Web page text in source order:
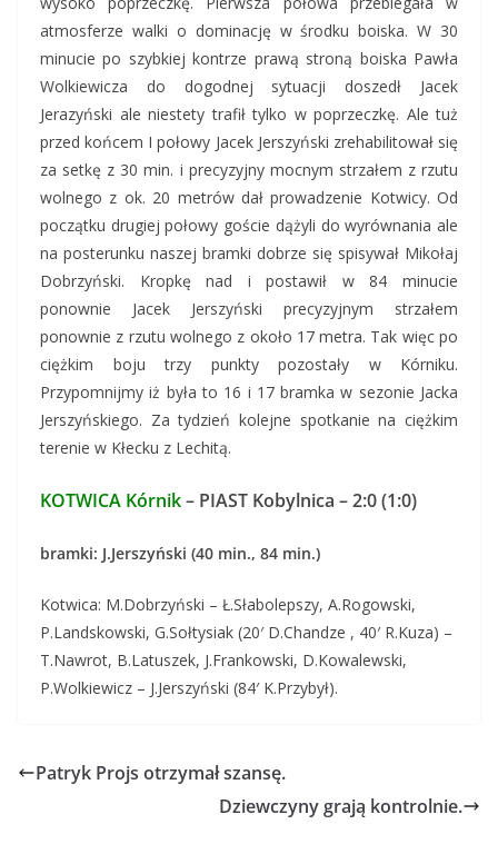
atmosferze walki o dominację w środku boiska. W 30
minucie po szybkiej kontrze prawą stroną boiska Pawła
Wolkiewicza do dogodnej sytuacji doszedł Jacek
Jerazyński ale niestety trafił tylko w poprzeczkę. Ale tuż
przed końcem I połowy Jacek Jerszyński zrehabilitował się
za setkę z 30 min. i precyzyjny mocnym strzałem z rzutu
wolnego z ok. 20 metrów dał prowadzenie Kotwicy. Od
początku drugiej połowy goście dążyli do wyrównania ale
na posterunku naszej bramki dobrze się spisywał Mikołaj
Dobrzyński. Kropkę nad i postawił w 84 minucie
ponownie Jacek Jerszyński precyzyjnym strzałem
ponownie z rzutu wolnego z około 17 metra. Tak więc po
ciężkim boju trzy punkty pozostały w Kórniku.
Przypomnijmy iż była to 16 i 17 bramka w sezonie Jacka
Jerszyńskiego. Za tydzień kolejne spotkanie na ciężkim
terenie w Kłecku z Lechitą.
KOTWICA Kórnik– PIAST Kobylnica – 2:0 (1:0)
bramki: J.Jerszyński (40 min., 84 min.)
Kotwica: M.Dobrzyński – Ł.Słabolepszy, A.Rogowski,
P.Landskowski, G.Sołtysiak (20′ D.Chandze , 40′ R.Kuza) –
T.Nawrot, B.Latuszek, J.Frankowski, D.Kowalewski,
P.Wolkiewicz – J.Jerszyński (84′ K.Przybył).
Patryk Projs otrzymał szansę.
Dziewczyny grają kontrolnie.